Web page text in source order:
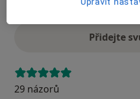
Přidejte
29 názorů